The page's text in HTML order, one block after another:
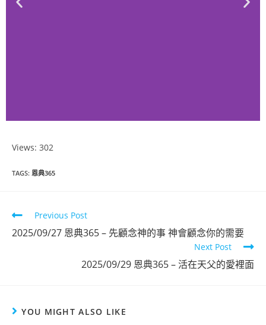
Views: 302
TAGS: 恩典365
Previous Post
2025/09/27 恩典365 – 先顧念神的事 神會顧念你的需要
Next Post
2025/09/29 恩典365 – 活在天父的愛裡面
YOU MIGHT ALSO LIKE